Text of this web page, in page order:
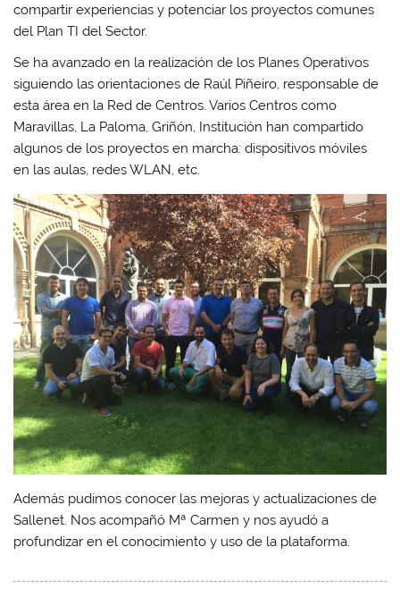
compartir experiencias y potenciar los proyectos comunes
del Plan TI del Sector.
Se ha avanzado en la realización de los Planes Operativos
siguiendo las orientaciones de Raúl Piñeiro, responsable de
esta área en la Red de Centros. Varios Centros como
Maravillas, La Paloma, Griñón, Institución han compartido
algunos de los proyectos en marcha: dispositivos móviles
en las aulas, redes WLAN, etc.
Además pudimos conocer las mejoras y actualizaciones de
Sallenet. Nos acompañó Mª Carmen y nos ayudó a
profundizar en el conocimiento y uso de la plataforma.